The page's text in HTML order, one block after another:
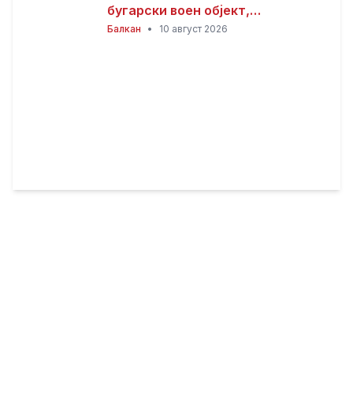
бугарски воен објект,
евакуирани 300 работници
Балкан • 10 август 2026